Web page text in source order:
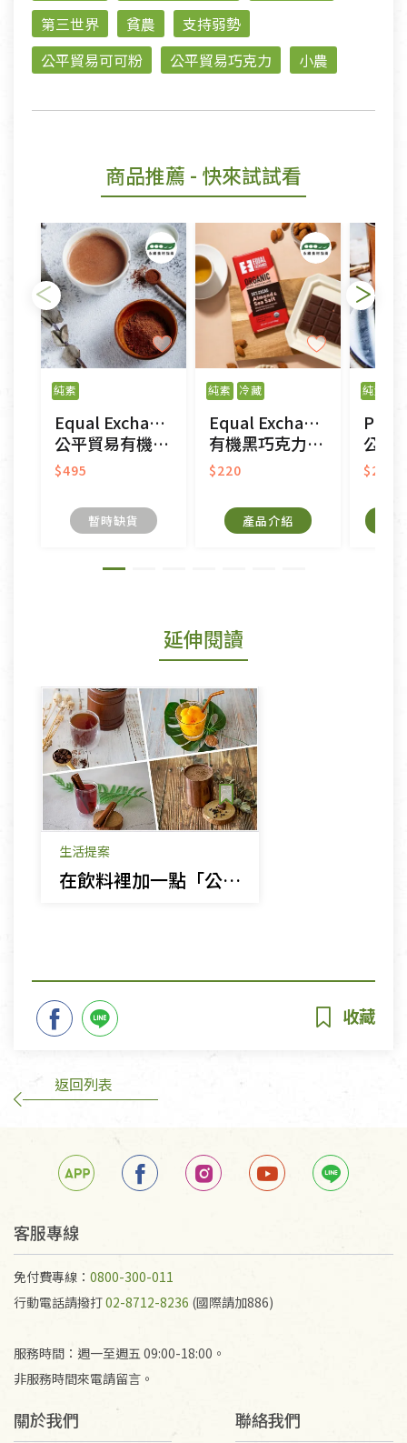
第三世界
貧農
支持弱勢
公平貿易可可粉
公平貿易巧克力 小農
商品推薦 - 快來試試看
純素
Equal Exchange
公平貿易有機濃黑巧克力粉
$495
暫時缺貨
純素 冷藏
Equal Exchange
有機黑巧克力55%-杏仁海鹽
$220
產品介紹
純素
公平貿
$265
延伸閱讀
生活提案
在飲料裡加一點「公平貿易」，一口一口改變世界！
返回列表
客服專線
免付費專線： 0800-300-011
行動電話請撥打02-8712-8236 (國際請加886)
服務時間：週一至週五 09:00-18:00。
非服務時間來電請留言。
關於我們 聯絡我們